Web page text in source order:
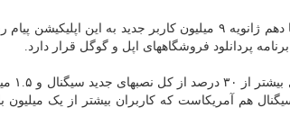
تلگرام هم شاهد ورود کاربران جدیدی به این سرویس بوده و بین ششم تا دهم ژانویه ۹ میلیون کاربر
سیگنال هم آمریکاست که کاربران بیشتر از یک میلیون